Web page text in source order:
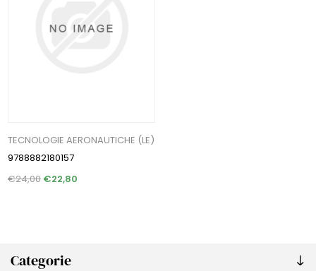
Categorie
TECNOLOGIE AERONAUTICHE (LE)
9788882180157
€24,00 €22,80